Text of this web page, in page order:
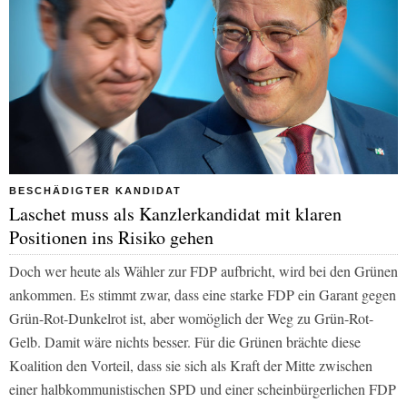
BESCHÄDIGTER KANDIDAT
Laschet muss als Kanzlerkandidat mit klaren
Positionen ins Risiko gehen
Doch wer heute als Wähler zur FDP aufbricht, wird bei den Grünen
ankommen. Es stimmt zwar, dass eine starke FDP ein Garant gegen
Grün-Rot-Dunkelrot ist, aber womöglich der Weg zu Grün-Rot-
Gelb. Damit wäre nichts besser. Für die Grünen brächte diese
Koalition den Vorteil, dass sie sich als Kraft der Mitte zwischen
einer halbkommunistischen SPD und einer scheinbürgerlichen FDP